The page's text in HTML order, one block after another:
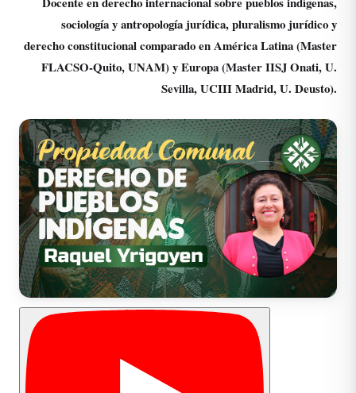
sociología y antropología jurídica, pluralismo jurídico y
derecho constitucional comparado en América Latina (Master
FLACSO-Quito, UNAM) y Europa (Master IISJ Onati, U.
Sevilla, UCIII Madrid, U. Deusto).